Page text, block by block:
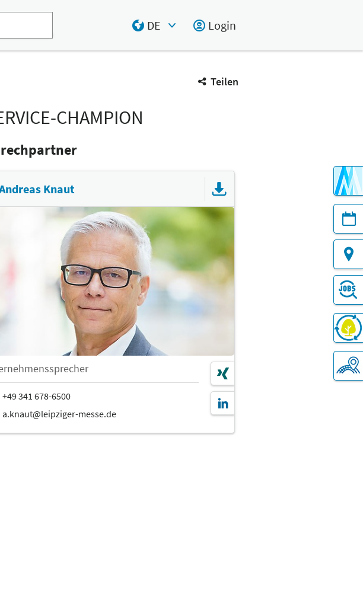
DE
Login
Teilen
CHAMPION
Knaut